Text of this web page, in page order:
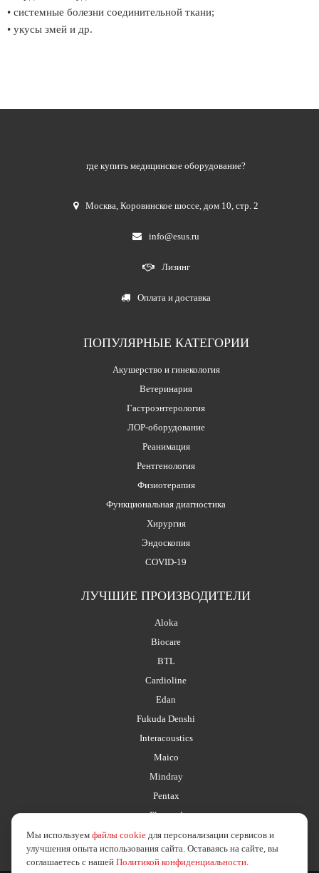
• системные болезни соединительной ткани;
• укусы змей и др.
где купить медицинское оборудование?
Москва,Коровинское шоссе, дом 10, стр. 2
info@esus.ru
Лизинг
Оплата и доставка
ПОПУЛЯРНЫЕ КАТЕГОРИИ
Акушерство и гинекология
Ветеринария
Гастроэнтерология
ЛОР-оборудование
Реанимация
Рентгенология
Физиотерапия
Функциональная диагностика
Хирургия
Эндоскопия
COVID-19
ЛУЧШИЕ ПРОИЗВОДИТЕЛИ
Aloka
Biocare
BTL
Cardioline
Edan
Fukuda Denshi
Interacoustics
Maico
Mindray
Pentax
Planmed
Мы используем файлы cookie для персонализации сервисов и
улучшения опыта использования сайта. Оставаясь на сайте, вы
соглашаетесь с нашей Политикой конфиденциальности.